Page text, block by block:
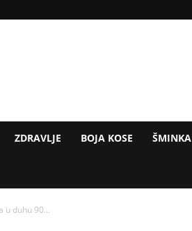
ZDRAVLJE BOJA KOSE ŠMINKA
u duhu 90...